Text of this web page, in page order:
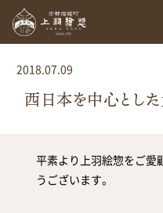
HOME
オンラインショップ
胡粉ネイル
お知らせ
2018.07.09
西日本を中心とし
平素より上羽絵惣をご愛
うございます。